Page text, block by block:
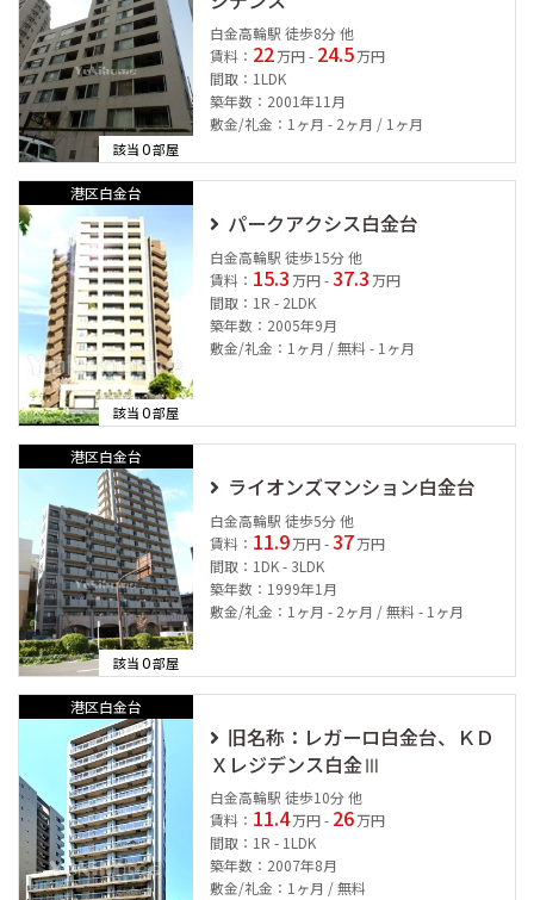
該当0部屋
白金高輪駅 徒歩8分 他
賃料： 22 万円 - 24.5 万円
間取：1LDK
築年数：2001年11月
敷金/礼金：1ヶ月 - 2ヶ月 / 1ヶ月
港区白金台
該当0部屋
パークアクシス白金台
白金高輪駅 徒歩15分 他
賃料： 15.3 万円 -37.3 万円
間取：1R - 2LDK
築年数：2005年9月
敷金/礼金：1ヶ月 / 無料 - 1ヶ月
港区白金台
該当0部屋
ライオンズマンション白金台
白金高輪駅 徒歩5分 他
賃料： 11.9 万円 -37 万円
間取：1DK - 3LDK
築年数：1999年1月
敷金/礼金：1ヶ月 - 2ヶ月 / 無料 - 1ヶ月
港区白金台
旧名称：レガーロ白金台、ＫＤ
Ｘレジデンス白金Ⅲ
白金高輪駅 徒歩10分 他
賃料： 11.4 万円 - 26 万円
間取：1R - 1LDK
築年数：2007年8月
敷金/礼金：1ヶ月 / 無料